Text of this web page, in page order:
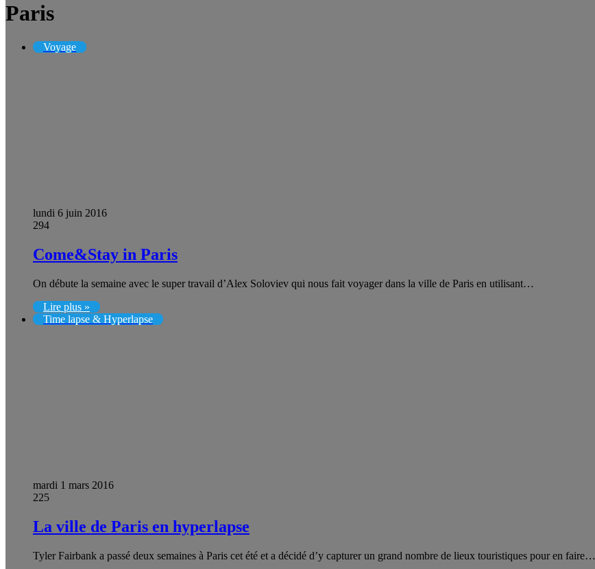
Paris
Voyage
lundi 6 juin 2016
294
Come&Stay in Paris
On débute la semaine avec le super travail d’Alex Soloviev qui nous fait voyager dans la ville de Paris en utilisant…
Lire plus »
Time lapse & Hyperlapse
mardi 1 mars 2016
225
La ville de Paris en hyperlapse
Tyler Fairbank a passé deux semaines à Paris cet été et a décidé d’y capturer un grand nombre de lieux touristiques pour en faire…